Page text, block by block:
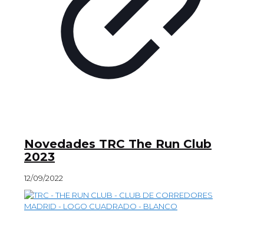
Novedades TRC The Run Club
2023
12/09/2022